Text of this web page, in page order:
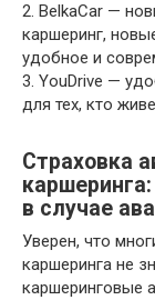
2. BelkaCar —
каршеринг,
удобное и
3. YouDrive —
для тех, кто
Страховка
в случае
Уверен, что
каршеринга не
каршеринговые